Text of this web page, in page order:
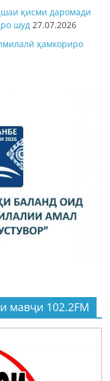
қисми даромади
шуд 27.07.2026
ҳамкориро
мавҷи 102.2FM